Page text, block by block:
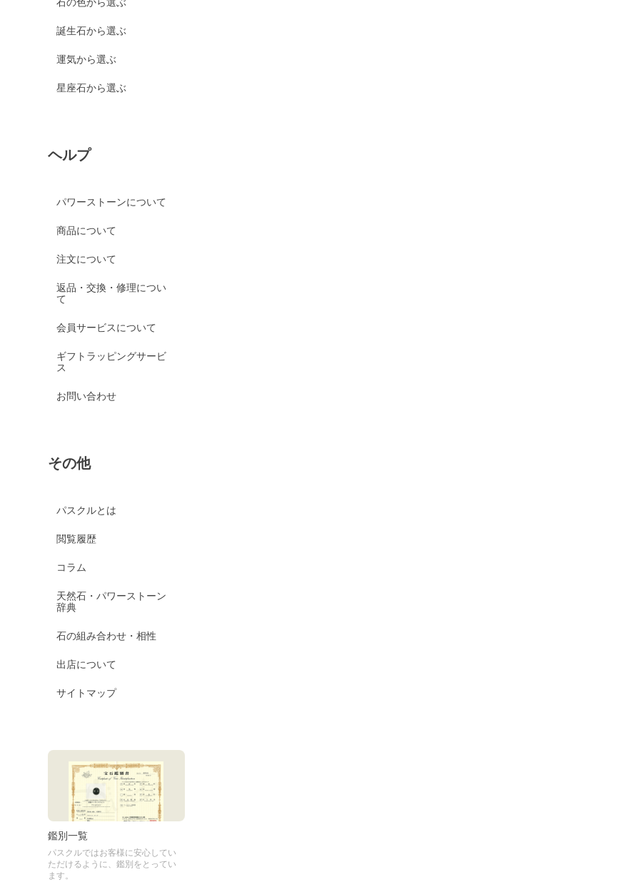
誕生石から選ぶ
運気から選ぶ
星座石から選ぶ
ヘルプ
パワーストーンについて
商品について
注文について
返品・交換・修理につい
て
会員サービスについて
ギフトラッピングサービ
ス
お問い合わせ
その他
パスクルとは
閲覧履歴
コラム
天然石・パワーストーン
辞典
石の組み合わせ・相性
出店について
サイトマップ
鑑別一覧
パスクルではお客様に安心してい
ただけるように、鑑別をとってい
ます。